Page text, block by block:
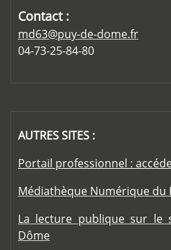
Contact :
md63@puy-de-dome.fr
04-73-25-84-80
AUTRES SITES :
Portail professionnel :
Médiathèque Numérique du
La lecture publique sur le
Dôme